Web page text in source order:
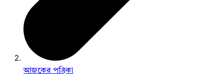
আজকের পত্রিকা